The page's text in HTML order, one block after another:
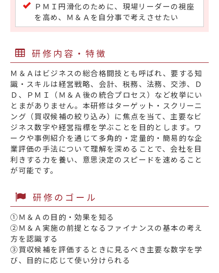
ＰＭＩ円滑化のために、現場リーダーの視座
を高め、Ｍ＆Ａを自分事で考えさせたい
研修内容・特徴
Ｍ＆Ａはビジネスの総合格闘技とも呼ばれ、要する知
識・スキルは経営戦略、会計、税務、法務、交渉、Ｄ
Ｄ、ＰＭＩ（Ｍ＆Ａ後の統合プロセス）など枚挙にい
とまがありません。本研修はターゲット・スクリーニ
ング（買収候補の絞り込み）に焦点を当て、主要なビ
ジネス数字や経営指標を学ぶことを目的とします。ワ
ークや事例紹介を通じて多角的・定量的・簡易的な企
業評価の手法について理解を深めることで、会社を目
利きする力を養い、意思決定のスピードを速めること
が可能です。
研修のゴール
①Ｍ＆Ａの目的・効果を知る
②Ｍ＆Ａ実施の前提となるファイナンスの基本の考え
方を認識する
③買収候補を評価するときに見るべき主要な数字を学
び、目的に応じて使い分けられる